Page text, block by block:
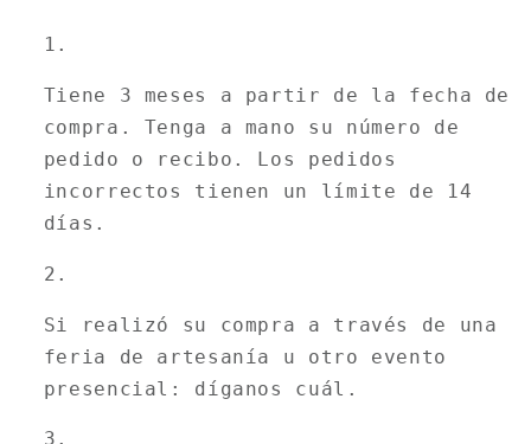
Tiene 3 meses a partir de la fecha de
compra. Tenga a mano su número de
pedido o recibo. Los pedidos
incorrectos tienen un límite de 14
días.
Si realizó su compra a través de una
feria de artesanía u otro evento
presencial: díganos cuál.